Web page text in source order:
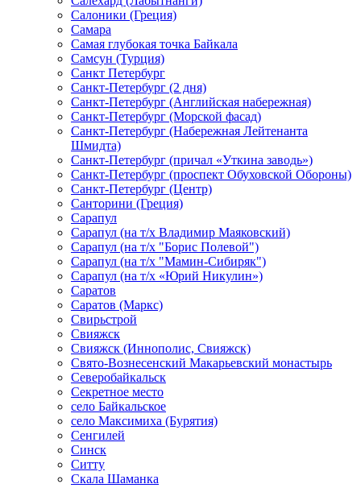
Салоники (Греция)
Самара
Самая глубокая точка Байкала
Самсун (Турция)
Санкт Петербург
Санкт-Петербург (2 дня)
Санкт-Петербург (Английская набережная)
Санкт-Петербург (Морской фасад)
Санкт-Петербург (Набережная Лейтенанта
Шмидта)
Санкт-Петербург (причал «Уткина заводь»)
Санкт-Петербург (проспект Обуховской Обороны)
Санкт-Петербург (Центр)
Санторини (Греция)
Сарапул
Сарапул (на т/х Владимир Маяковский)
Сарапул (на т/х "Борис Полевой")
Сарапул (на т/х "Мамин-Сибиряк")
Сарапул (на т/х «Юрий Никулин»)
Саратов
Саратов (Маркс)
Свирьстрой
Свияжск
Свияжск (Иннополис, Свияжск)
Свято-Вознесенский Макарьевский монастырь
Северобайкальск
Секретное место
село Байкальское
село Максимиха (Бурятия)
Сенгилей
Синск
Ситту
Скала Шаманка